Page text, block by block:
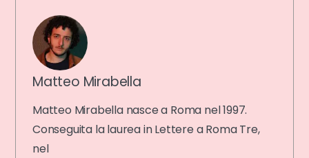
Matteo Mirabella
Matteo Mirabella nasce a Roma nel 1997.
Conseguita la laurea in Lettere a Roma Tre,
nel